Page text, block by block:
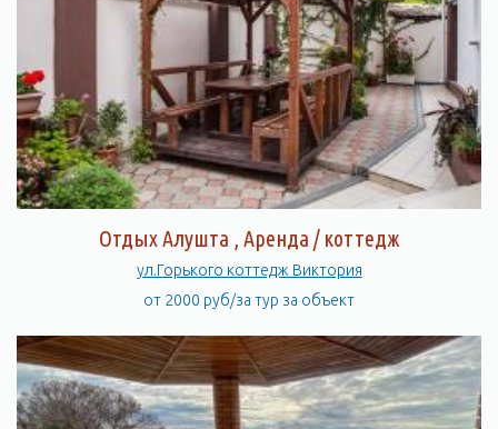
Отдых Алушта , Аренда / коттедж
ул.Горького коттедж Виктория
от 2000 руб/за тур за объект